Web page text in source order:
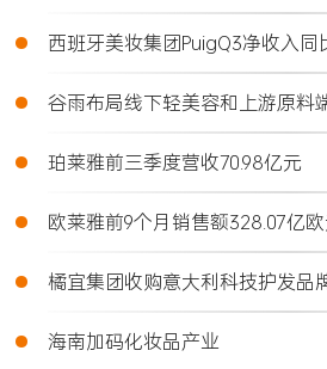
• 西班牙美妆集团PuigQ3净收入同
• 谷雨布局线下轻美容和上游原料
• 珀莱雅前三季度营收70.98亿元
• 欧莱雅前9个月销售额328.07亿
• 橘宜集团收购意大利科技护发品
• 海南加码化妆品产业